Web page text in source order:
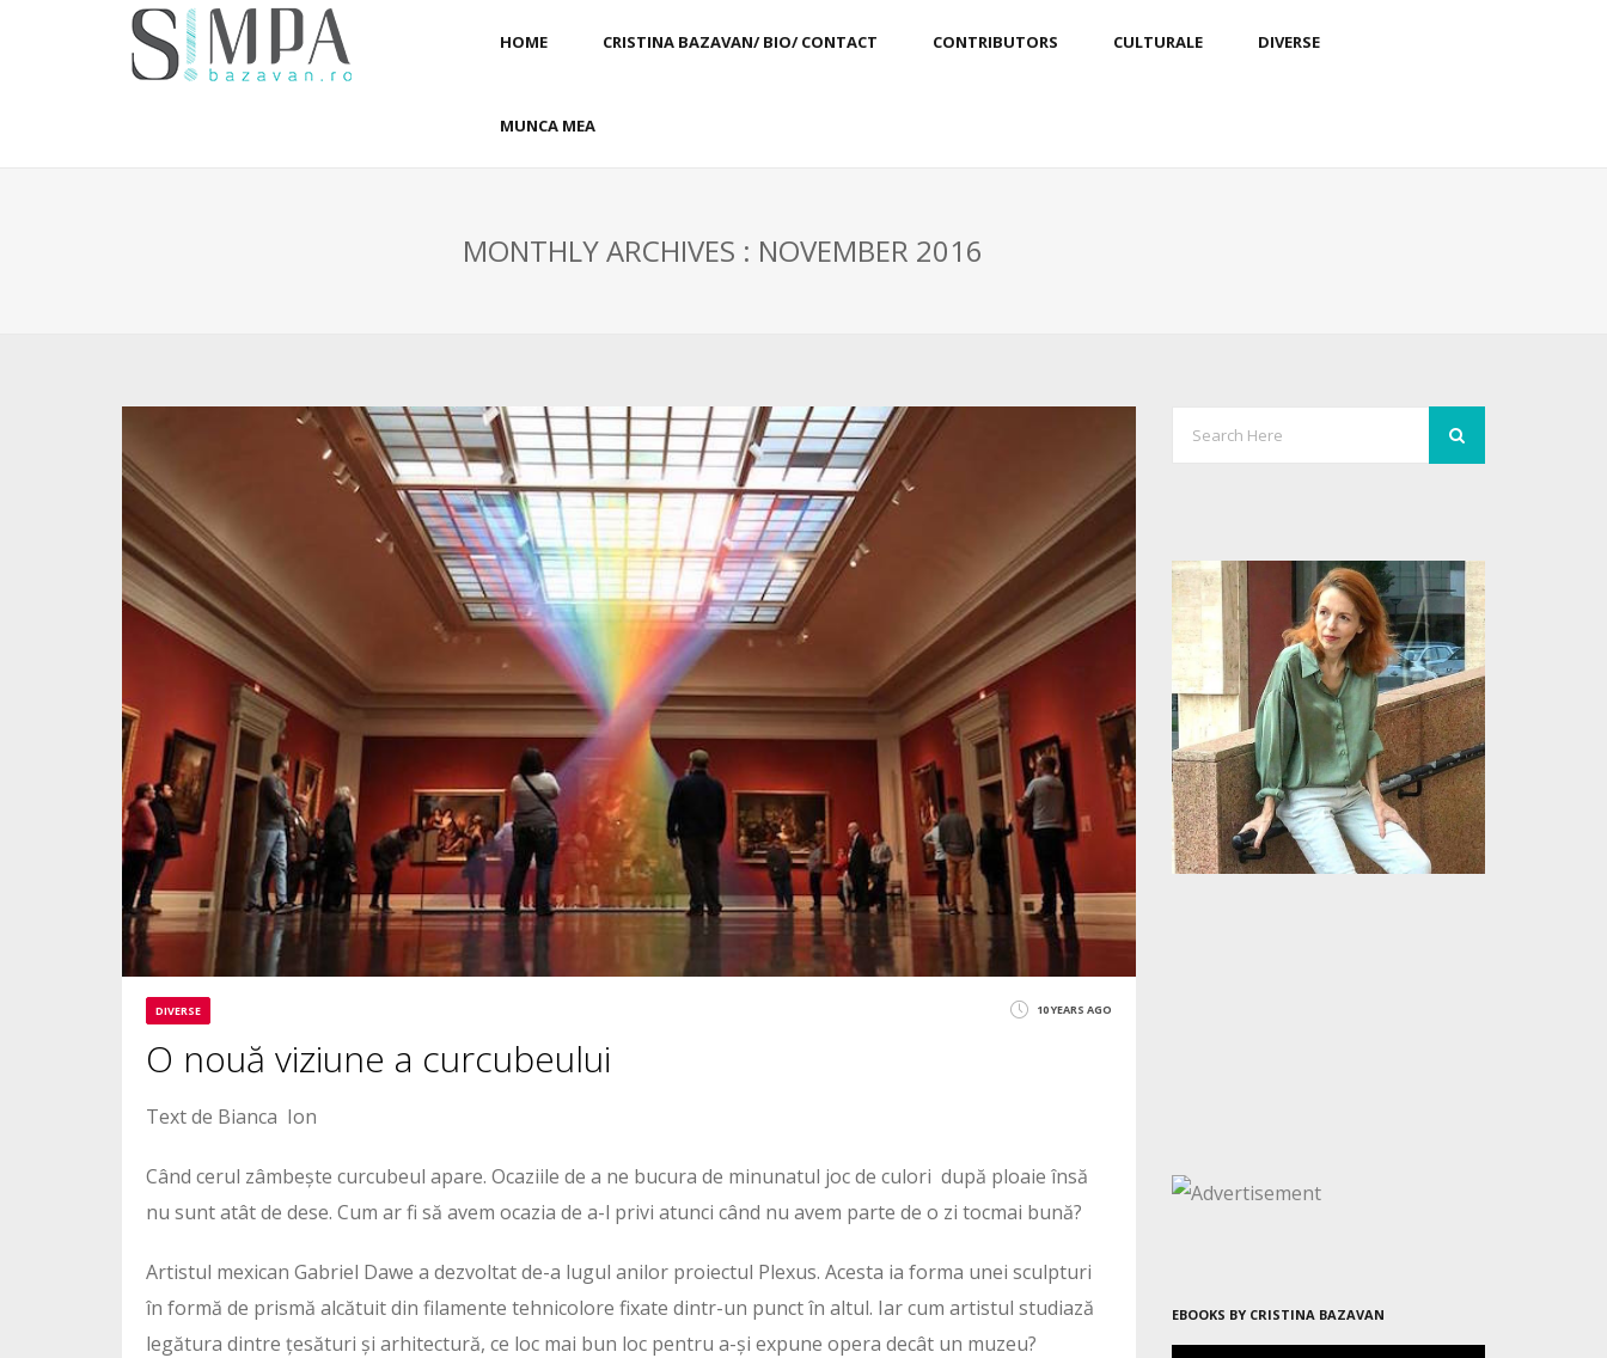
HOME CRISTINA BAZAVAN/ BIO/ CONTACT CONTRIBUTORS CULTURALE DIVERSE
MUNCA MEA
MONTHLY ARCHIVES : NOVEMBER 2016
DIVERSE 10 YEARS AGO
O nouă viziune a curcubeului
Text de Bianca Ion
Când cerul zâmbește curcubeul apare. Ocaziile de a ne bucura de minunatul joc de culori după ploaie însă
nu sunt atât de dese. Cum ar fi să avem ocazia de a-l privi atunci când nu avem parte de o zi tocmai bună?
Artistul mexican Gabriel Dawe a dezvoltat de-a lugul anilor proiectul Plexus. Acesta ia forma unei sculpturi
în formă de prismă alcătuit din filamente tehnicolore fixate dintr-un punct în altul. Iar cum artistul studiază
legătura dintre țesături și arhitectură, ce loc mai bun loc pentru a-și expune opera decât un muzeu?
EBOOKS BY CRISTINA BAZAVAN